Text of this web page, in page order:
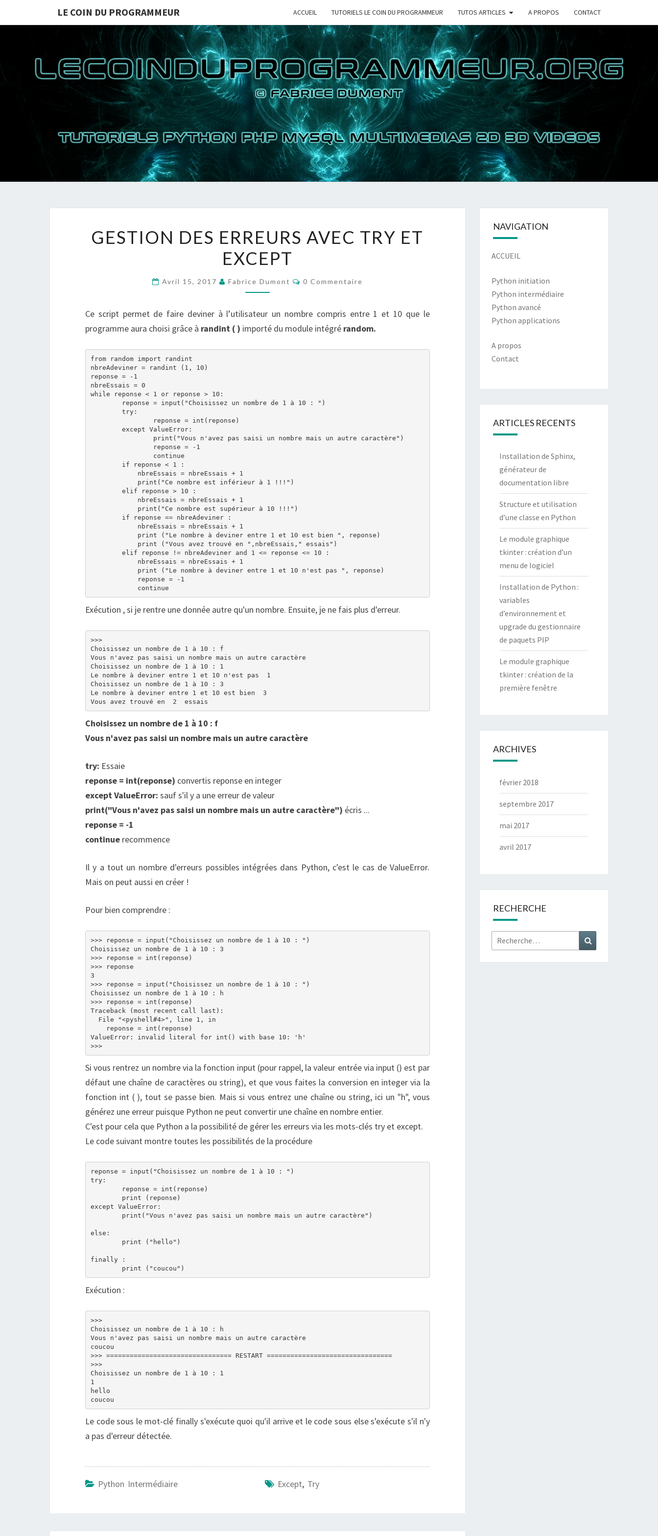
LE COIN DU PROGRAMMEUR ACCUEIL TUTORIELS LE COIN DU PROGRAMMEUR TUTOS ARTICLES A PROPOS CONTACT
LE COIN DU
PROGRAMMEUR
TUTORIELS
PYTHON PHP
MYSQL
MULTIMEDIAS
2D 3D
VIDEOS
DES
ERREURS
AVEC
TRY
EXCEPT
GESTION DES ERREURS AVEC TRY ET
EXCEPT
Avril 15, 2017 Fabrice Dumont Commentaires
0 Commentaire
Ce script permet de faire deviner à l’utilisateur un nombre compris entre 1 et 10 que le
programme aura choisi grâce à randint ( ) importé du module intégré random.
from random import randint
nbreAdeviner = randint (1, 10)
reponse = -1
nbreEssais = 0
while reponse < 1 or reponse > 10:
        reponse = input("Choisissez un nombre de 1 à 10 : ")
        try:
                reponse = int(reponse)
        except ValueError:
                print("Vous n'avez pas saisi un nombre mais un autre caractère")
                reponse = -1
                continue
        if reponse < 1 :
            nbreEssais = nbreEssais + 1
            print("Ce nombre est inférieur à 1 !!!")
        elif reponse > 10 :
            nbreEssais = nbreEssais + 1
            print("Ce nombre est supérieur à 10 !!!")
        if reponse == nbreAdeviner :
            nbreEssais = nbreEssais + 1
            print ("Le nombre à deviner entre 1 et 10 est bien ", reponse)
            print ("Vous avez trouvé en ",nbreEssais," essais")
        elif reponse != nbreAdeviner and 1 <= reponse <= 10 :
            nbreEssais = nbreEssais + 1
            print ("Le nombre à deviner entre 1 et 10 n'est pas ", reponse)
            reponse = -1
Exécution , si je rentre une donnée autre qu'un nombre. Ensuite, je ne fais plus d'erreur.
>>>
Choisissez un nombre de 1 à 10 : f
Vous n'avez pas saisi un nombre mais un autre caractère
Choisissez un nombre de 1 à 10 : 1
Le nombre à deviner entre 1 et 10 n'est pas  1
Choisissez un nombre de 1 à 10 : 3
Le nombre à deviner entre 1 et 10 est bien  3
Choisissez un nombre de 1 à 10 : f
Vous n'avez pas saisi un nombre mais un autre caractère
try: Essaie
reponse = int(reponse) convertis reponse en integer
except ValueError: sauf s'il y a une erreur de valeur
print("Vous n'avez pas saisi un nombre mais un autre caractère") écris ...
reponse = -1
continue recommence
Il y a tout un nombre d'erreurs possibles intégrées dans Python, c'est le cas de ValueError.
Mais on peut aussi en créer !
Pour bien comprendre :
>>> reponse = input("Choisissez un nombre de 1 à 10 : ")
Choisissez un nombre de 1 à 10 : 3
>>> reponse = int(reponse)
>>> reponse
3
>>> reponse = input("Choisissez un nombre de 1 à 10 : ")
Choisissez un nombre de 1 à 10 : h
>>> reponse = int(reponse)
Traceback (most recent call last):
  File "<pyshell#4>", line 1, in
    reponse = int(reponse)
ValueError: invalid literal for int() with base 10: 'h'
>>>
Si vous rentrez un nombre via la fonction input (pour rappel, la valeur entrée via input () est par
défaut une chaîne de caractères ou string), et que vous faites la conversion en integer via la
fonction int ( ), tout se passe bien. Mais si vous entrez une chaîne ou string, ici un "h", vous
générez une erreur puisque Python ne peut convertir une chaîne en nombre entier.
C'est pour cela que Python a la possibilité de gérer les erreurs via les mots-clés try et except.
Le code suivant montre toutes les possibilités de la procédure
reponse = input("Choisissez un nombre de 1 à 10 : ")
try:
        reponse = int(reponse)
        print (reponse)
except ValueError:
        print("Vous n'avez pas saisi un nombre mais un autre caractère")
else:
        print ("hello")
finally :
Exécution :
>>>
Choisissez un nombre de 1 à 10 : h
Vous n'avez pas saisi un nombre mais un autre caractère
coucou
>>> ================================ RESTART ================================
>>>
Choisissez un nombre de 1 à 10 : 1
1
hello
Le code sous le mot-clé finally s'exécute quoi qu'il arrive et le code sous else s'exécute s'il n'y
a pas d'erreur détectée.
Python Intermédiaire Except, Try
NAVIGATION
ACCUEIL
Python initiation
Python intermédiaire
Python avancé
Python applications
A propos
Contact
ARTICLES RECENTS
Installation de Sphinx,
générateur de
documentation libre
Structure et utilisation
d’une classe en Python
Le module graphique
tkinter : création d’un
menu de logiciel
Installation de Python :
variables
d’environnement et
upgrade du gestionnaire
de paquets PIP
Le module graphique
tkinter : création de la
première fenêtre
ARCHIVES
février 2018
septembre 2017
mai 2017
avril 2017
RECHERCHE
Rechercher :